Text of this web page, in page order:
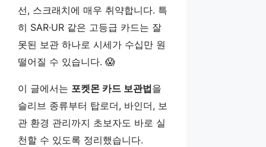
선, 스크래치에 매우 취약합니다. 특
히 SAR·UR 같은 고등급 카드는 잘
못된 보관 하나로 시세가 수십만 원
떨어질 수 있습니다. 😱
이 글에서는 포켓몬 카드 보관법을
슬리브 종류부터 탑로더, 바인더, 보
관 환경 관리까지 초보자도 바로 실
천할 수 있도록 정리했습니다.